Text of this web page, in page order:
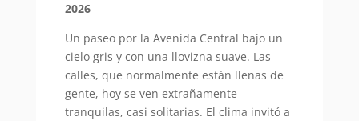
2026
Un paseo por la Avenida Central bajo un
cielo gris y con una llovizna suave. Las
calles, que normalmente están llenas de
gente, hoy se ven extrañamente
tranquilas, casi solitarias. El clima invitó a